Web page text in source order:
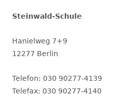
Steinwald-Schule
Hanielweg 7+9
12277 Berlin
Telefon: 030 90277-4139
Telefax: 030 90277-4140